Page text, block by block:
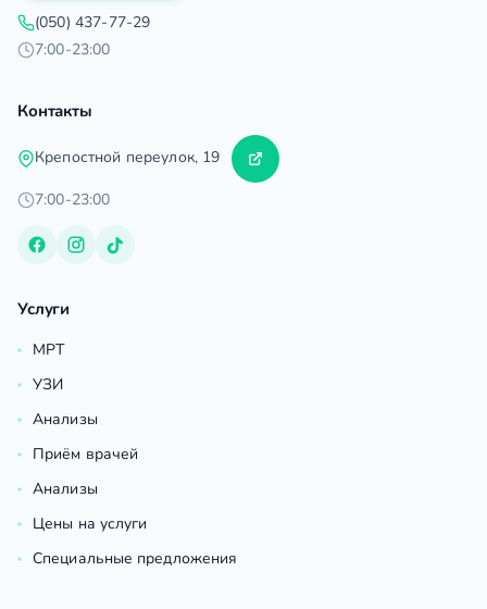
(050) 437-77-29
7:00-23:00
Контакты
Крепостной переулок, 19
7:00-23:00
Услуги
МРТ
УЗИ
Анализы
Приём врачей
Анализы
Цены на услуги
Специальные предложения